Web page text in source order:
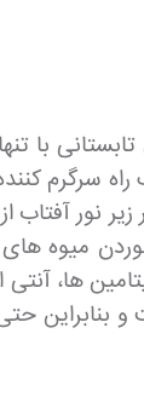
سرگرم
آفتاب
میوه
ها،
هندوانه از بیش از